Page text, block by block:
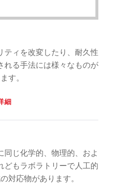
ティを改変したり、耐久性
れる手法には様々なものが
す。
細
同じ化学的、物理的、およ
どもラボラトリーで人工的
対応物があります。